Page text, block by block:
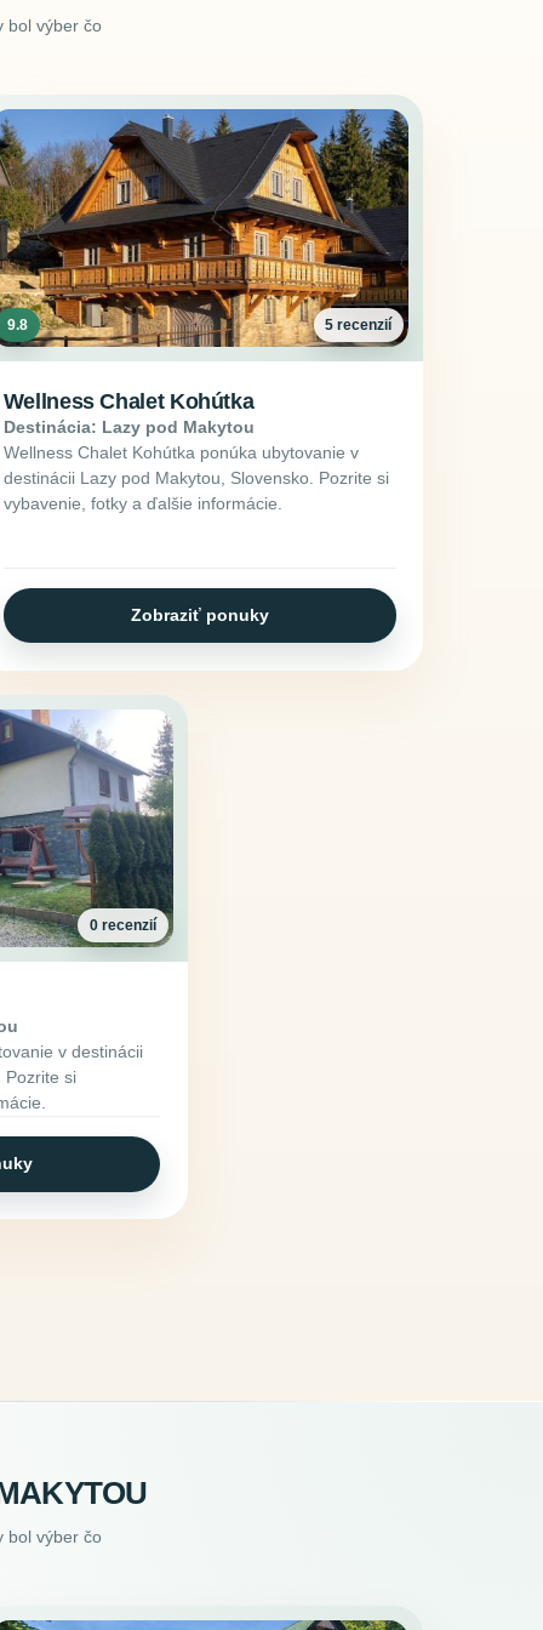
bol výber čo
9.8 5 recenzií
Wellness Chalet Kohútka
Destinácia: Lazy pod Makytou
Wellness Chalet Kohútka ponúka ubytovanie v
destinácii Lazy pod Makytou, Slovensko. Pozrite si
vybavenie, fotky a ďalšie informácie.
Zobraziť ponuky
0 recenzií
v destinácii
Pozrite si
bol výber čo